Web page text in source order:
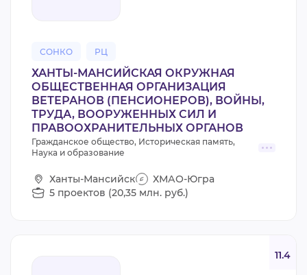
СОНКО РЦ
ХАНТЫ-МАНСИЙСКАЯ ОКРУЖНАЯ
ОБЩЕСТВЕННАЯ ОРГАНИЗАЦИЯ
ВЕТЕРАНОВ (ПЕНСИОНЕРОВ), ВОЙНЫ,
ТРУДА, ВООРУЖЕННЫХ СИЛ И
ПРАВООХРАНИТЕЛЬНЫХ ОРГАНОВ
Гражданское общество, Историческая память,
Наука и образование
Ханты-Мансийск
ХМАО-Югра
5 проектов (20,35 млн. руб.)
11.4